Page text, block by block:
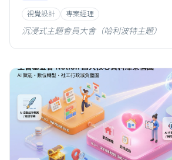
視覺設計 專案經理
沉浸式主題會員大會（哈利波特主題）